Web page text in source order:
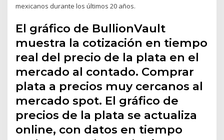
mexicanos durante los últimos 20 años.
El gráfico de BullionVault
muestra la cotización en tiempo
real del precio de la plata en el
mercado al contado. Comprar
plata a precios muy cercanos al
mercado spot. El gráfico de
precios de la plata se actualiza
online, con datos en tiempo